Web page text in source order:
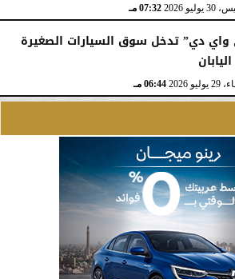
2026 07:32 مـ
واي دي” تدخل سوق السيارات الصغيرة
2026 06:44 مـ